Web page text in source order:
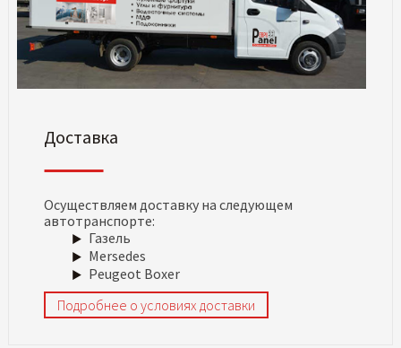
Доставка
Осуществляем доставку на следующем
автотранспорте:
Газель
Mersedes
Peugeot Boxer
Подробнее о условиях доставки